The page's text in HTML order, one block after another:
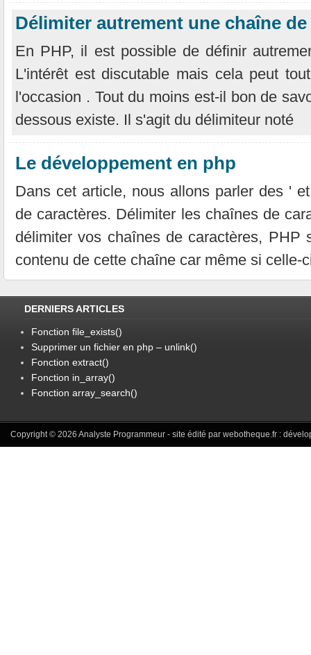
Délimiter autrement une chaîne
En PHP, il est possible de définir
L'intérêt est discutable mais cela peut
l'occasion . Tout du moins est-il bon de
dessous existe. Il s'agit du délimiteur noté
Le développement en php
Dans cet article, nous allons parler des '
de caractères. Délimiter les chaînes de
délimiter vos chaînes de caractères, PHP
contenu de cette chaîne car même si celle-
DERNIERS ARTICLES
Fonction file_exists()
Supprimer un fichier en php – unlink()
Fonction extract()
Fonction in_array()
Fonction array_search()
Copyright © 2026 Analyste Programmeur - site édité par webotheque.fr :